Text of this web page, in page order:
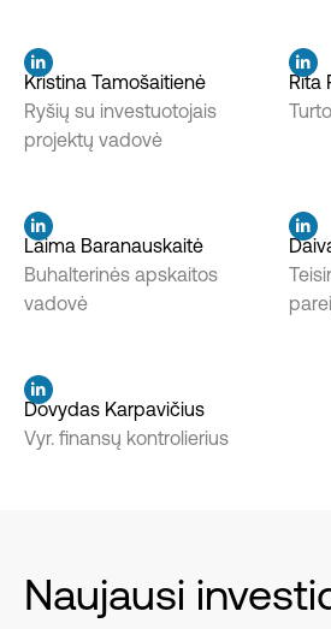
Kristina Tamošaitienė
Ryšių su investuotojais
projektų vadovė
Rita
Laima Baranauskaitė
Buhalterinės apskaitos
vadovė
Dovydas Karpavičius
Vyr. finansų kontrolierius
Naujausi